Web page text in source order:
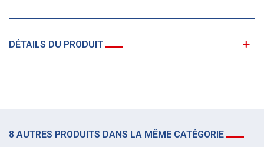
DÉTAILS DU PRODUIT
8 AUTRES PRODUITS DANS LA MÊME CATÉGORIE